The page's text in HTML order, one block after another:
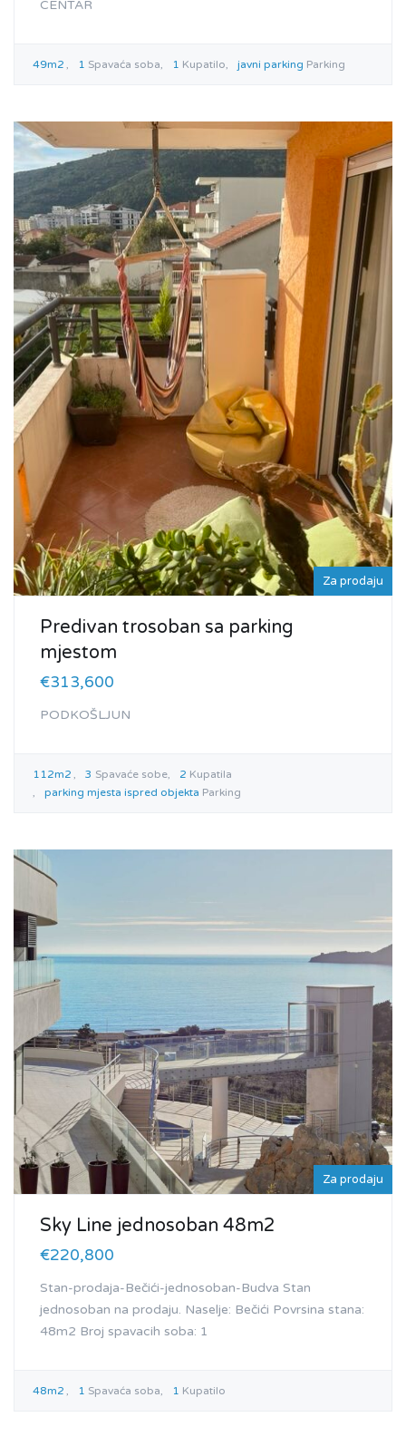
CENTAR
49m2 1 Spavaća soba 1 Kupatilo javni parking Parking
Za prodaju
Predivan trosoban sa parking
mjestom
€313,600
PODKOŠLJUN
112m2 3 Spavaće sobe 2 Kupatila
parking mjesta ispred objekta Parking
Za prodaju
Sky Line jednosoban 48m2
€220,800
Stan-prodaja-Bečići-jednosoban-Budva Stan
jednosoban na prodaju. Naselje: Bečići Povrsina stana:
48m2 Broj spavacih soba: 1
48m2 1 Spavaća soba 1 Kupatilo